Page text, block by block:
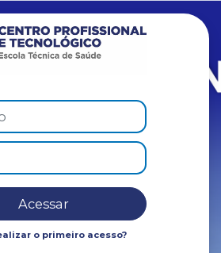
Acesso a EaD
Acessar
o primeiro acesso?